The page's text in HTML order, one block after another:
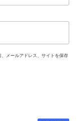
メールアドレス、サイトを保存